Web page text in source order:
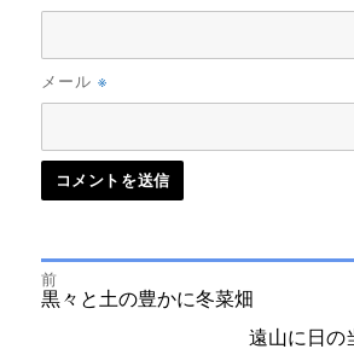
メール※
投
前
前
の
黒々と土の豊かに冬菜畑
遠山に日の